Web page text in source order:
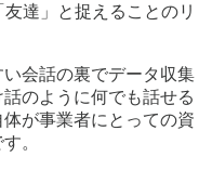
達」と捉えることのリ
会話の裏でデータ収集
のように何でも話せる
が事業者にとっての資
。